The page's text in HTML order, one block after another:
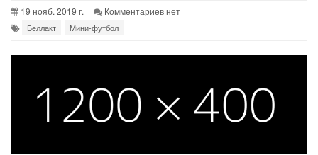
19 нояб. 2019 г. Комментариев нет
Беллакт Мини-футбол